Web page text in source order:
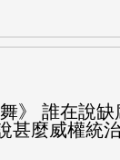
》 誰在說缺
甚麼威權統